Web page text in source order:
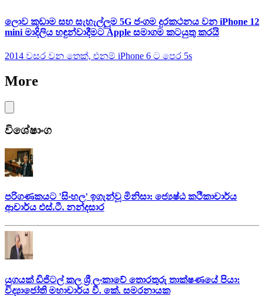
ලොව කුඩාම සහ සැහැල්ලුම 5G ජංගම දුරකථනය වන iPhone 12
mini මාදිලිය හඳුන්වාදීමට Apple සමාගම කටයුතු කරයි
2014 වසර වන තෙක්, එනම් iPhone 6 ට පෙර 5s
More
විශේෂාංග
පරිගණකයට 'සිංහල' ඉගැන්වූ මිනිසා: ජ්‍යෙෂ්ඨ කථිකාචාර්ය
ආචාර්ය එස්.ටී. නන්දසාර
යුගයක් ඩිජිටල් කල ශ්‍රී ලංකාවේ තොරතුරු තාක්ෂණයේ පියා:
විද්‍යාජෝති මහාචාර්ය වී. කේ. සමරනායක